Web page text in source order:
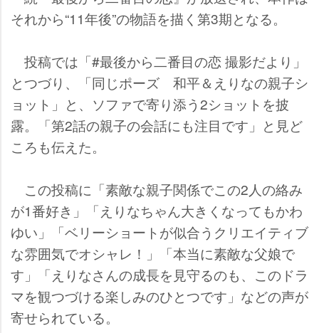
それから“11年後”の物語を描く第3期となる。
投稿では「#最後から二番目の恋 撮影だより」
とつづり、「同じポーズ 和平＆えりなの親子シ
ョット」と、ソファで寄り添う2ショットを披
露。「第2話の親子の会話にも注目です」と見ど
ころも伝えた。
この投稿に「素敵な親子関係でこの2人の絡み
が1番好き」「えりなちゃん大きくなってもかわ
ゆい」「ベリーショートが似合うクリエイティブ
な雰囲気でオシャレ！」「本当に素敵な父娘で
す」「えりなさんの成長を見守るのも、このドラ
マを観つづける楽しみのひとつです」などの声が
寄せられている。